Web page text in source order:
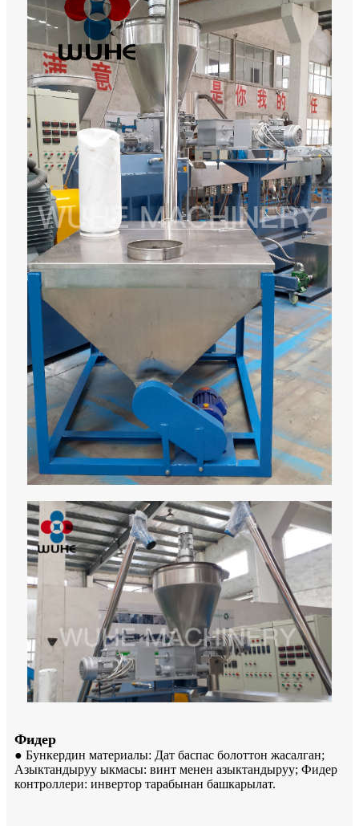
Фидер
● Бункердин материалы: Дат баспас болоттон жасалган;
Азыктандыруу ыкмасы: винт менен азыктандыруу; Фидер
контроллери: инвертор тарабынан башкарылат.